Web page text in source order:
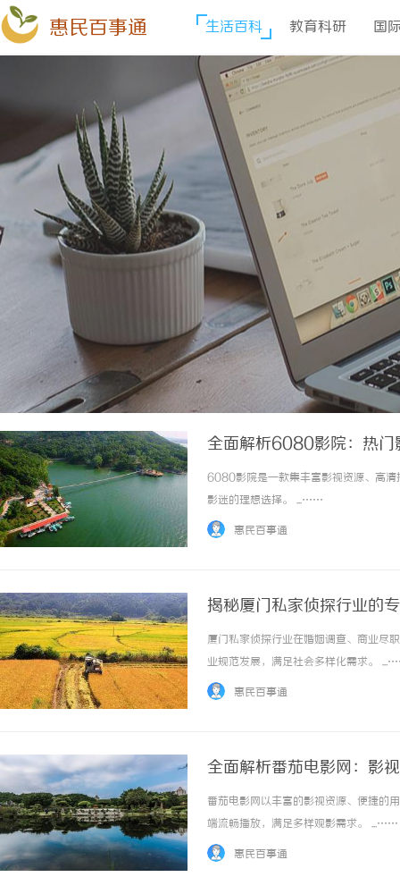
惠民百事通 生活百科 教育科研 国
全面解析6080影院：热门
6080影院是一款集丰富影视资源、高清
影迷的理想选择。 ...……
惠民百事通
揭秘厦门私家侦探行业的
厦门私家侦探行业在婚姻调查、商业尽
业规范发展，满足社会多样化需求。
惠民百事通
全面解析番茄电影网：影
番茄电影网以丰富的影视资源、便捷的
端流畅播放，满足多样观影需求。 ...……
惠民百事通